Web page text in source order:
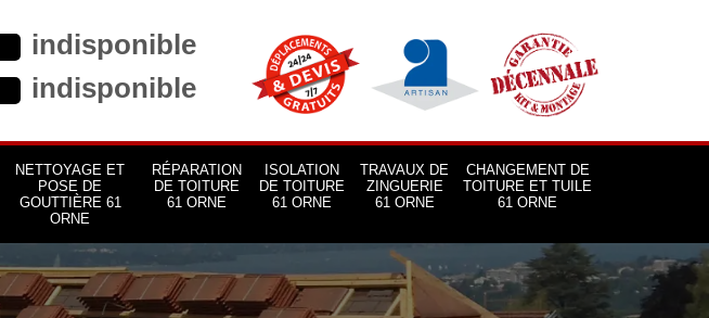
indisponible
indisponible
NETTOYAGE ET
POSE DE
GOUTTIÈRE 61
ORNE
RÉPARATION
DE TOITURE
61 ORNE
ISOLATION
DE TOITURE
61 ORNE
TRAVAUX DE
ZINGUERIE
61 ORNE
CHANGEMENT DE
TOITURE ET TUILE
61 ORNE